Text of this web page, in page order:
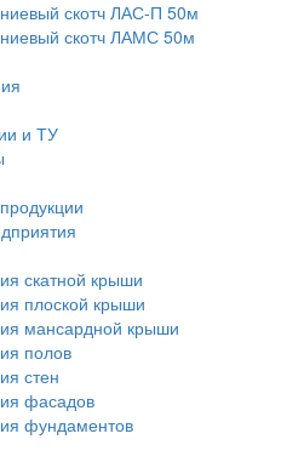
скотч ЛАС-П 50м
скотч ЛАМС 50м
и ТУ
скатной крыши
плоской крыши
мансардной крыши
полов
стен
фасадов
фундаментов